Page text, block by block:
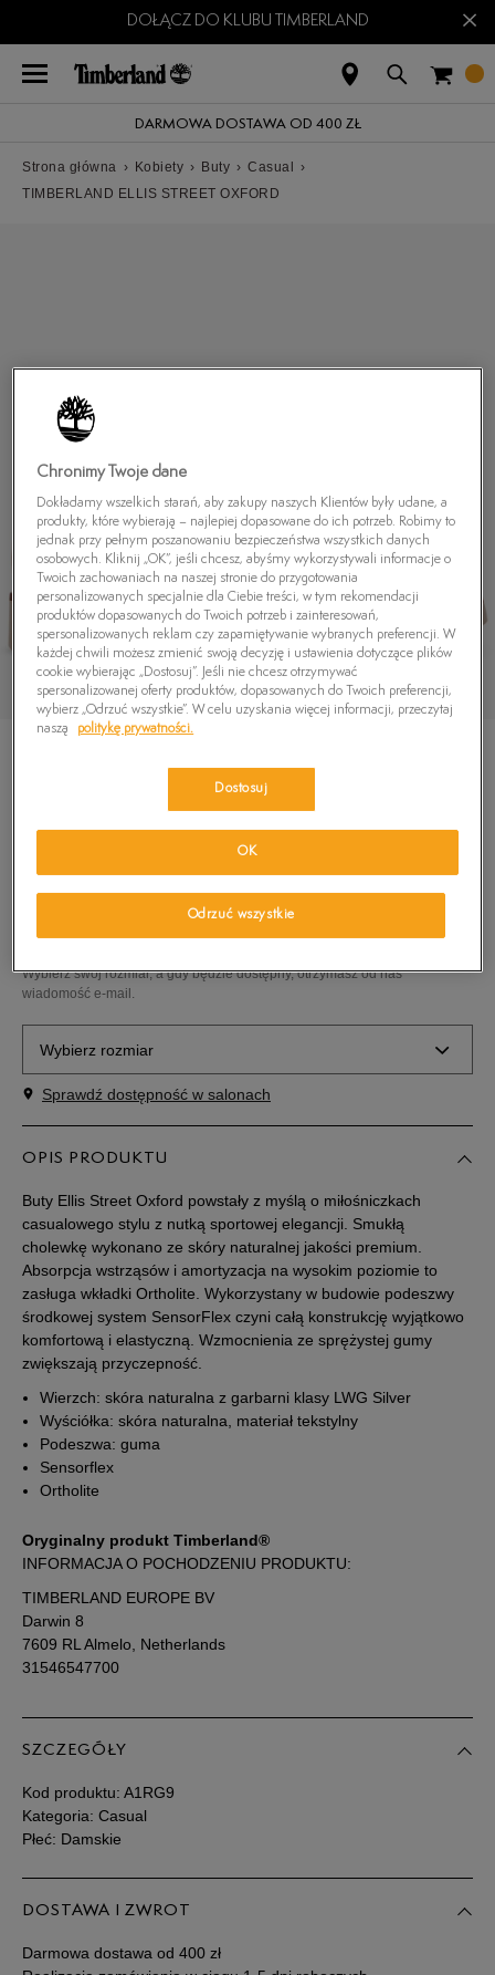
DOŁĄCZ DO KLUBU TIMBERLAND ×
DARMOWA DOSTAWA OD 400 ZŁ
Strona główna › Kobiety › Buty › Casual
›
TIMBERLAND ELLIS STREET OXFORD
TIMBERLAND ELLIS STREET OXFORD
189,99zł
Wybierz swój rozmiar, a gdy będzie dostępny, otrzymasz od nas
wiadomość e-mail.
Wybierz rozmiar
Rozmiary EU
36 22,5 cm
37 23 cm Powiadom o dostępności
37,5 23,5 cm Powiadom o dostępności
38 24 cm Powiadom o dostępności
38,5 24,5 cm Powiadom o dostępności
39
Podane w centymetrach wymiary dotyczą długości stopy.
Zobacz jak zmierzyć stopę?
Sprawdź dostępność w salonach
OPIS PRODUKTU
Buty Ellis Street Oxford powstały z myślą o miłośniczkach
casualowego stylu z nutką sportowej elegancji. Smukłą
cholewkę wykonano ze skóry naturalnej jakości premium.
Absorpcja wstrząsów i amortyzacja na wysokim poziomie to
zasługa wkładki Ortholite. Wykorzystany w budowie podeszwy
środkowej system SensorFlex czyni całą konstrukcję wyjątkowo
komfortową i elastyczną. Wzmocnienia ze sprężystej gumy
zwiększają przyczepność.
Wierzch: skóra naturalna z garbarni klasy LWG Silver
Wyściółka: skóra naturalna, materiał tekstylny
Podeszwa: guma
Sensorflex
Ortholite
Oryginalny produkt Timberland®
INFORMACJA O POCHODZENIU PRODUKTU:
TIMBERLAND EUROPE BV
Darwin 8
7609 RL Almelo, Netherlands
31546547700
SZCZEGÓŁY
Kod produktu: A1RG9
Kategoria: Casual
Płeć: Damskie
DOSTAWA I ZWROT
Darmowa dostawa od 400 zł
Chronimy Twoje dane
Dokładamy wszelkich starań, aby zakupy naszych Klientów były udane, a
produkty, które wybierają – najlepiej dopasowane do ich potrzeb. Robimy to
jednak przy pełnym poszanowaniu bezpieczeństwa wszystkich danych
osobowych. Kliknij „OK”, jeśli chcesz, abyśmy wykorzystywali informacje o
Twoich zachowaniach na naszej stronie do przygotowania
personalizowanych specjalnie dla Ciebie treści, w tym rekomendacji
produktów dopasowanych do Twoich potrzeb i zainteresowań,
spersonalizowanych reklam czy zapamiętywanie wybranych preferencji. W
każdej chwili możesz zmienić swoją decyzję i ustawienia dotyczące plików
cookie wybierając „Dostosuj”. Jeśli nie chcesz otrzymywać
spersonalizowanej oferty produktów, dopasowanych do Twoich preferencji,
wybierz „Odrzuć wszystkie”. W celu uzyskania więcej informacji, przeczytaj
naszą
politykę prywatności.
Dostosuj
Odrzuć wszystkie
OK